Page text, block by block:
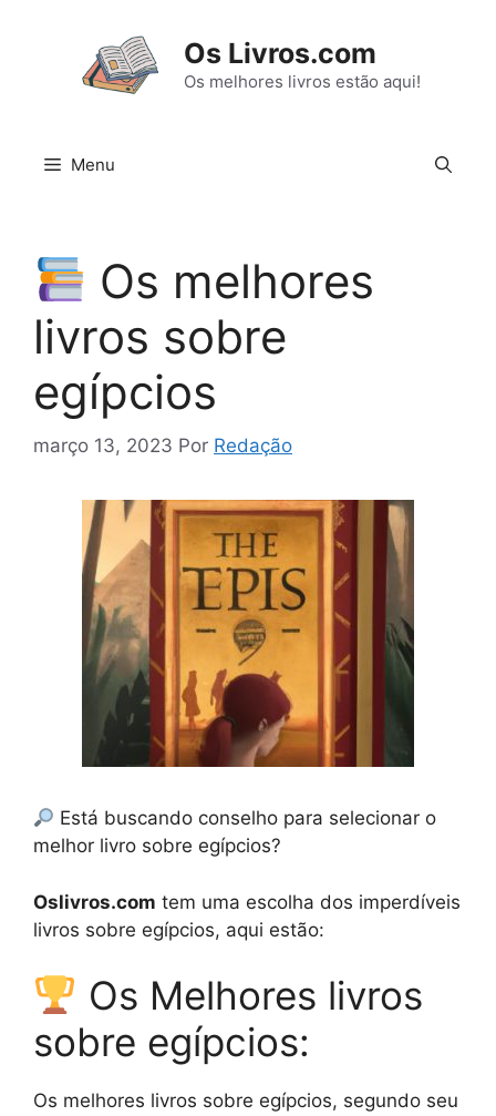
Os Livros.com
Os melhores livros estão aqui!
Menu
Os melhores
livros sobre
egípcios
março 13, 2023 Por Redação
Está buscando conselho para selecionar o
melhor livro sobre egípcios?
Oslivros.com tem uma escolha dos imperdíveis
livros sobre egípcios, aqui estão:
Os Melhores livros
sobre egípcios:
Os melhores livros sobre egípcios, segundo seu